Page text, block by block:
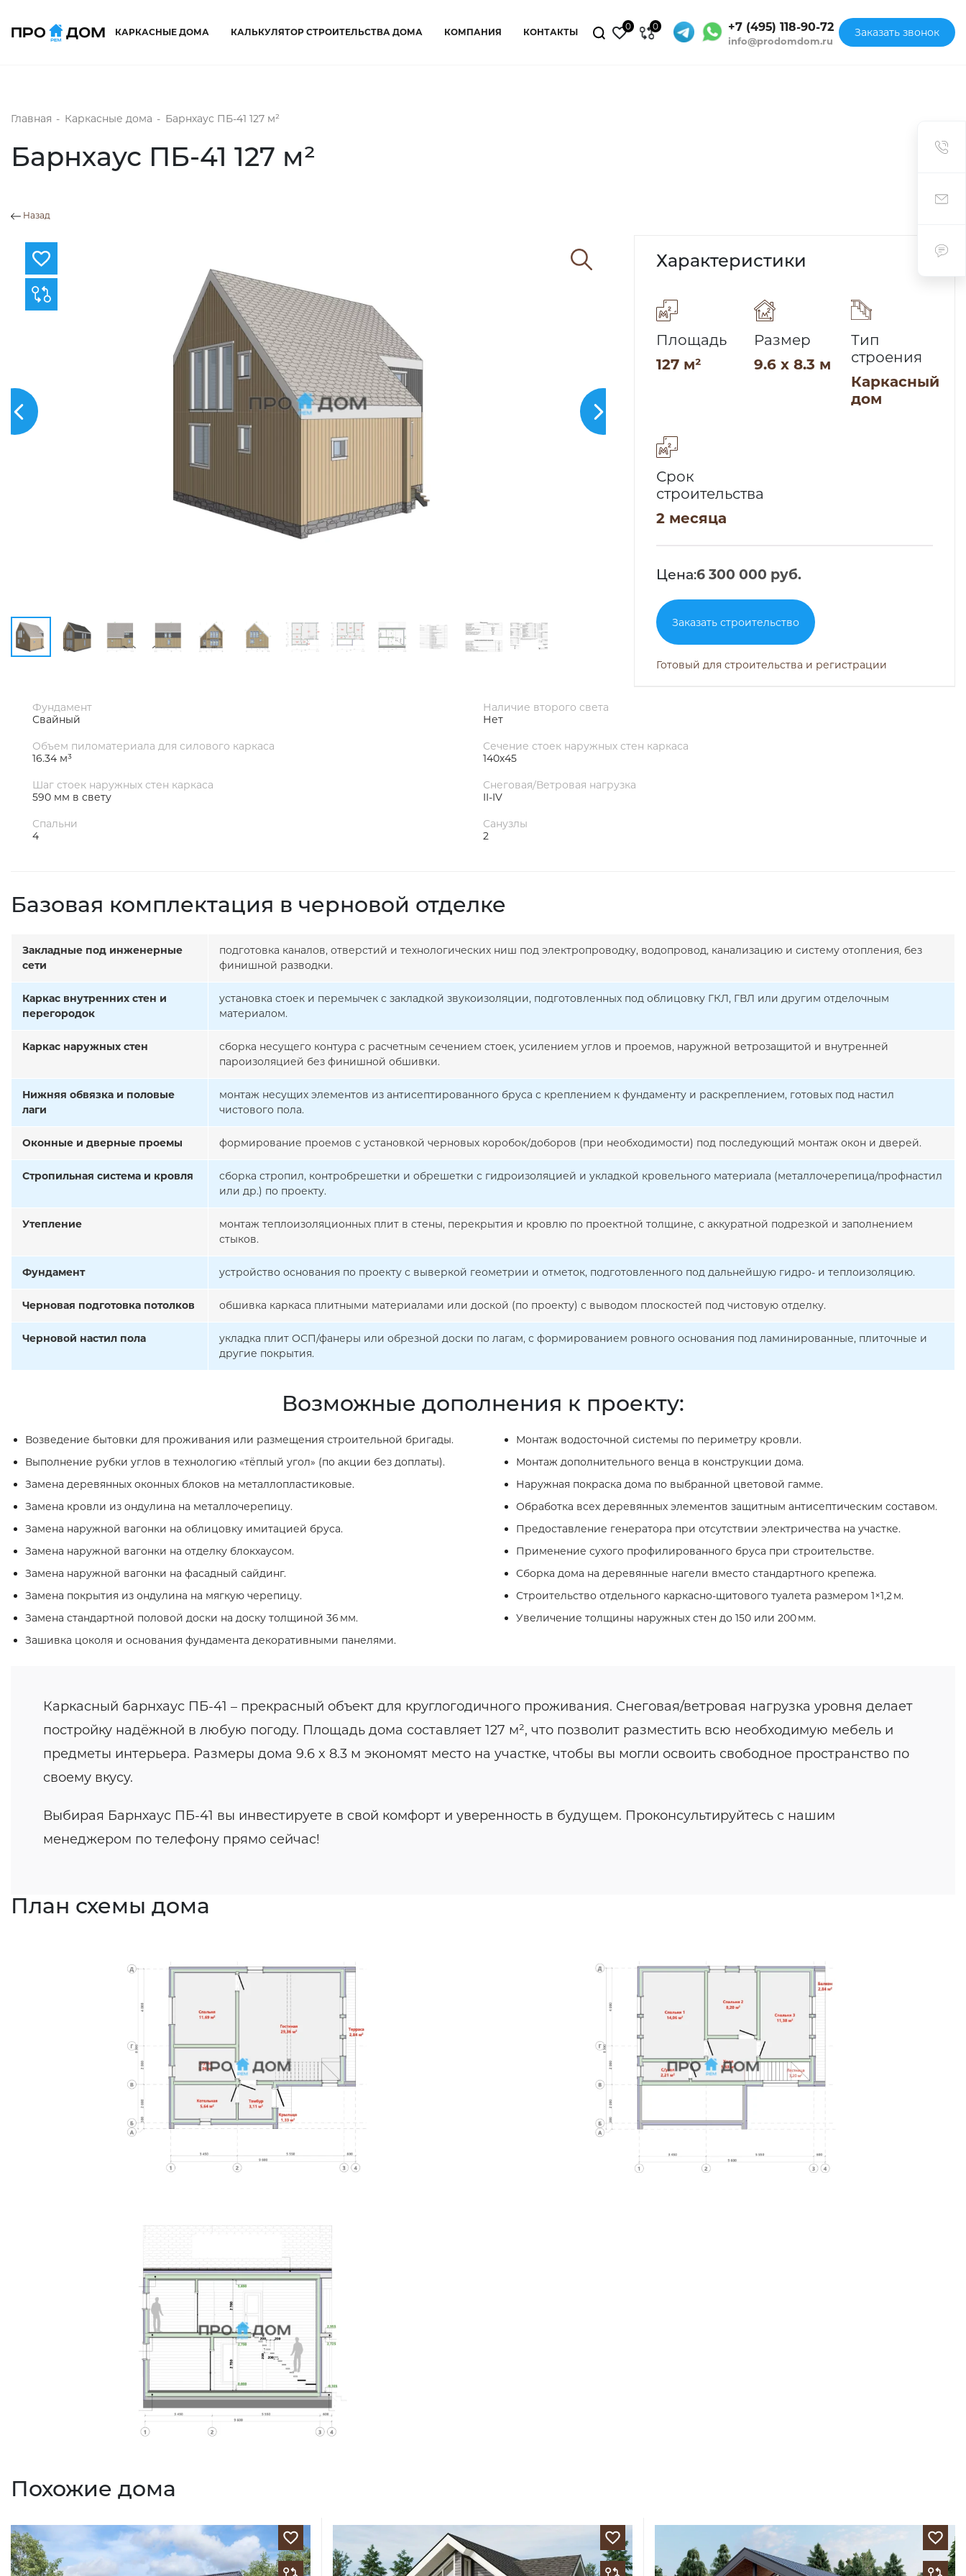
КАРКАСНЫЕ ДОМА КАЛЬКУЛЯТОР СТРОИТЕЛЬСТВА ДОМА КОМПАНИЯ КОНТАКТЫ
0 0 +7 (495) 118-90-72
info@prodomdom.ru
Заказать звонок
Главная - Каркасные дома - Барнхаус ПБ-41 127 м²
Барнхаус ПБ-41 127 м²
Назад
Характеристики
Площадь
127 м²
Размер
9.6 x 8.3 м
Тип
строения
Каркасный
дом
Срок
строительства
2 месяца
Цена:6 300 000 руб.
Заказать строительство
Готовый для строительства и регистрации
Фундамент
Свайный
Наличие второго света
Нет
Объем пиломатериала для силового каркаса
16.34 м³
Сечение стоек наружных стен каркаса
140x45
Шаг стоек наружных стен каркаса
590 мм в свету
Снеговая/Ветровая нагрузка
II-IV
Спальни
4
Санузлы
2
Базовая комплектация в черновой отделке
Закладные под инженерные
сети
подготовка каналов, отверстий и технологических ниш под электропроводку, водопровод, канализацию и систему отопления, без
финишной разводки.
Каркас внутренних стен и
перегородок
установка стоек и перемычек с закладкой звукоизоляции, подготовленных под облицовку ГКЛ, ГВЛ или другим отделочным
материалом.
Каркас наружных стен
сборка несущего контура с расчетным сечением стоек, усилением углов и проемов, наружной ветрозащитой и внутренней
пароизоляцией без финишной обшивки.
Нижняя обвязка и половые
лаги
монтаж несущих элементов из антисептированного бруса с креплением к фундаменту и раскреплением, готовых под настил
чистового пола.
Оконные и дверные проемы формирование проемов с установкой черновых коробок/доборов (при необходимости) под последующий монтаж окон и дверей.
Стропильная система и кровля
сборка стропил, контробрешетки и обрешетки с гидроизоляцией и укладкой кровельного материала (металлочерепица/профнастил
или др.) по проекту.
Утепление
монтаж теплоизоляционных плит в стены, перекрытия и кровлю по проектной толщине, с аккуратной подрезкой и заполнением
стыков.
Фундамент устройство основания по проекту с выверкой геометрии и отметок, подготовленного под дальнейшую гидро- и теплоизоляцию.
Черновая подготовка потолков обшивка каркаса плитными материалами или доской (по проекту) с выводом плоскостей под чистовую отделку.
Черновой настил пола
укладка плит ОСП/фанеры или обрезной доски по лагам, с формированием ровного основания под ламинированные, плиточные и
другие покрытия.
Возможные дополнения к проекту:
Возведение бытовки для проживания или размещения строительной бригады.
Выполнение рубки углов в технологию «тёплый угол» (по акции без доплаты).
Замена деревянных оконных блоков на металлопластиковые.
Замена кровли из ондулина на металлочерепицу.
Замена наружной вагонки на облицовку имитацией бруса.
Замена наружной вагонки на отделку блокхаусом.
Замена наружной вагонки на фасадный сайдинг.
Замена покрытия из ондулина на мягкую черепицу.
Замена стандартной половой доски на доску толщиной 36 мм.
Зашивка цоколя и основания фундамента декоративными панелями.
Монтаж водосточной системы по периметру кровли.
Монтаж дополнительного венца в конструкции дома.
Наружная покраска дома по выбранной цветовой гамме.
Обработка всех деревянных элементов защитным антисептическим составом.
Предоставление генератора при отсутствии электричества на участке.
Применение сухого профилированного бруса при строительстве.
Сборка дома на деревянные нагели вместо стандартного крепежа.
Строительство отдельного каркасно‑щитового туалета размером 1×1,2 м.
Увеличение толщины наружных стен до 150 или 200 мм.
Каркасный барнхаус ПБ-41 – прекрасный объект для круглогодичного проживания. Снеговая/ветровая нагрузка уровня делает
постройку надёжной в любую погоду. Площадь дома составляет 127 м², что позволит разместить всю необходимую мебель и
предметы интерьера. Размеры дома 9.6 x 8.3 м экономят место на участке, чтобы вы могли освоить свободное пространство по
своему вкусу.
Выбирая Барнхаус ПБ-41 вы инвестируете в свой комфорт и уверенность в будущем. Проконсультируйтесь с нашим
менеджером по телефону прямо сейчас!
План схемы дома
Похожие дома